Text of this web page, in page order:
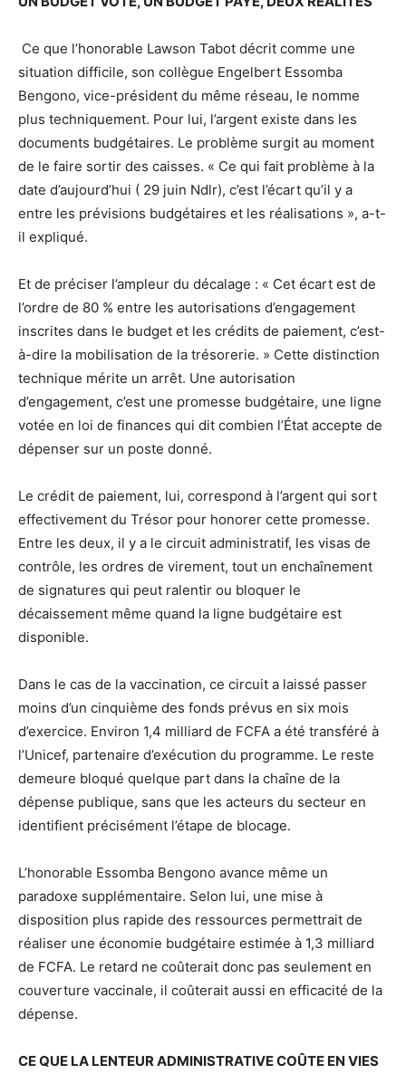
Ce que l’honorable Lawson Tabot décrit comme une
situation difficile, son collègue Engelbert Essomba
Bengono, vice-président du même réseau, le nomme
plus techniquement. Pour lui, l’argent existe dans les
documents budgétaires. Le problème surgit au moment
de le faire sortir des caisses. « Ce qui fait problème à la
date d’aujourd’hui ( 29 juin Ndlr), c’est l’écart qu’il y a
entre les prévisions budgétaires et les réalisations », a-t-
il expliqué.
Et de préciser l’ampleur du décalage : « Cet écart est de
l’ordre de 80 % entre les autorisations d’engagement
inscrites dans le budget et les crédits de paiement, c’est-
à-dire la mobilisation de la trésorerie. » Cette distinction
technique mérite un arrêt. Une autorisation
d’engagement, c’est une promesse budgétaire, une ligne
votée en loi de finances qui dit combien l’État accepte de
dépenser sur un poste donné.
Le crédit de paiement, lui, correspond à l’argent qui sort
effectivement du Trésor pour honorer cette promesse.
Entre les deux, il y a le circuit administratif, les visas de
contrôle, les ordres de virement, tout un enchaînement
de signatures qui peut ralentir ou bloquer le
décaissement même quand la ligne budgétaire est
disponible.
Dans le cas de la vaccination, ce circuit a laissé passer
moins d’un cinquième des fonds prévus en six mois
d’exercice. Environ 1,4 milliard de FCFA a été transféré à
l’Unicef, partenaire d’exécution du programme. Le reste
demeure bloqué quelque part dans la chaîne de la
dépense publique, sans que les acteurs du secteur en
identifient précisément l’étape de blocage.
L’honorable Essomba Bengono avance même un
paradoxe supplémentaire. Selon lui, une mise à
disposition plus rapide des ressources permettrait de
réaliser une économie budgétaire estimée à 1,3 milliard
de FCFA. Le retard ne coûterait donc pas seulement en
couverture vaccinale, il coûterait aussi en efficacité de la
dépense.
CE QUE LA LENTEUR ADMINISTRATIVE COÛTE EN VIES